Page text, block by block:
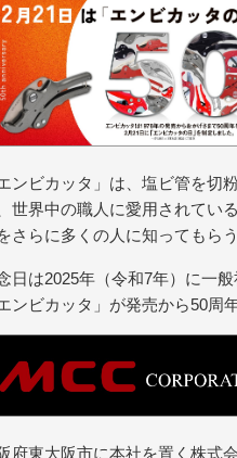
エンビカッタ」は、塩ビ管を
世界中の職人に愛用されてい
さらに多くの人に知ってもら
日は2025年（令和7年）に一
エンビカッタ」が発売から50周
府東大阪市に本社を置く株式